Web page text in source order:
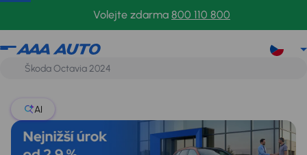
Volejte zdarma 800 110 800
AI